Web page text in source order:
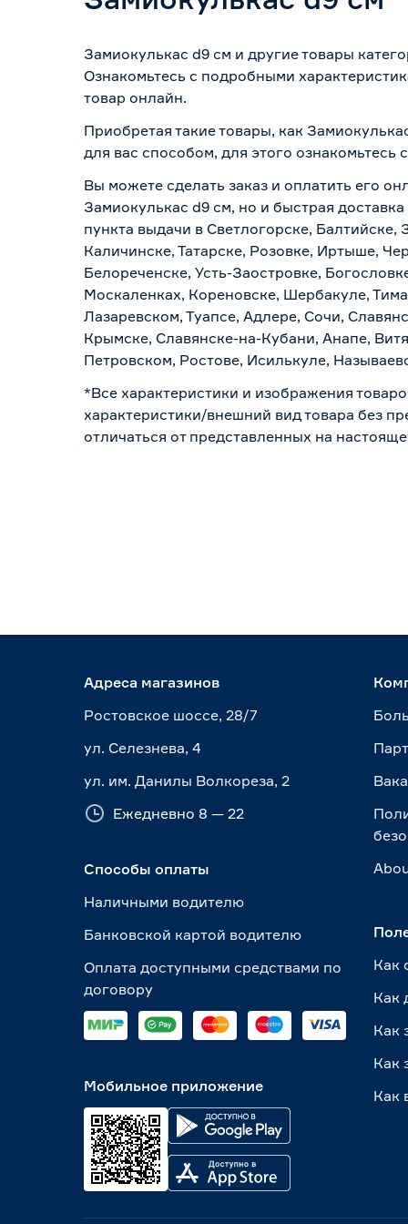
Замиокулькас d9 см и другие товары
Ознакомьтесь с подробными
товар онлайн.
Приобретая такие товары, как
для вас способом, для этого ознакомьтесь
Вы можете сделать заказ и оплатить его
Замиокулькас d9 см, но и быстрая
пункта выдачи в Светлогорске,
Каличинске, Татарске, Розовке, Иртыше,
Белореченске, Усть-Заостровке,
Москаленках, Кореновске, Шербакуле,
Лазаревском, Туапсе, Адлере, Сочи,
Крымске, Славянске-на-Кубани, Анапе,
Петровском, Ростове, Исилькуле,
*Все характеристики и изображения
характеристики/внешний вид товара без
отличаться от представленных на
Адреса магазинов
Ростовское шоссе, 28/7
ул. Селезнева, 4
ул. им. Данилы Волкореза, 2
Ежедневно 8 — 22
Способы оплаты
Наличными водителю
Банковской картой водителю
Оплата доступными средствами по
договору
Мобильное приложение
Как
Как
Как
Как
Как